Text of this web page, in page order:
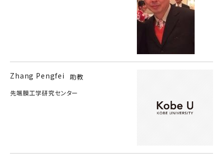
Zhang Pengfei 助教
先端膜工学研究センター